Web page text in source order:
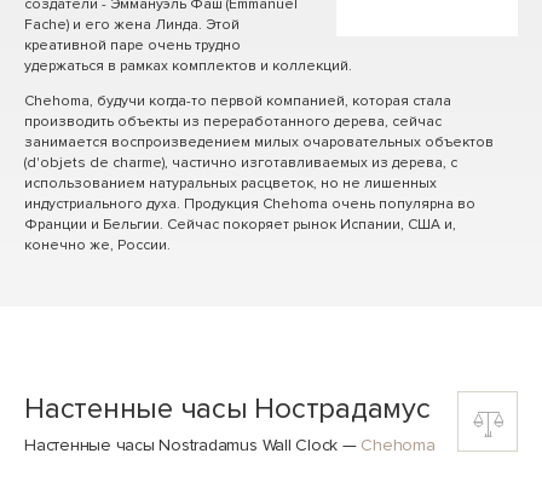
создатели - Эммануэль Фаш (Emmanuel
Fache) и его жена Линда. Этой
креативной паре очень трудно
удержаться в рамках комплектов и коллекций.
Chehoma, будучи когда-то первой компанией, которая стала
производить объекты из переработанного дерева, сейчас
занимается воспроизведением милых очаровательных объектов
(d'objets de charme), частично изготавливаемых из дерева, с
использованием натуральных расцветок, но не лишенных
индустриального духа. Продукция Chehoma очень популярна во
Франции и Бельгии. Сейчас покоряет рынок Испании, США и,
конечно же, России.
Настенные часы Нострадамус
Настенные часы Nostradamus Wall Clock — Chehoma